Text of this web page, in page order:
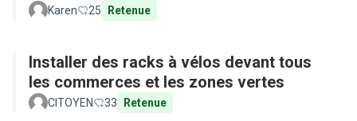
Karen 25 Retenue
Installer des racks à vélos devant tous
les commerces et les zones vertes
CITOYEN 33 Retenue